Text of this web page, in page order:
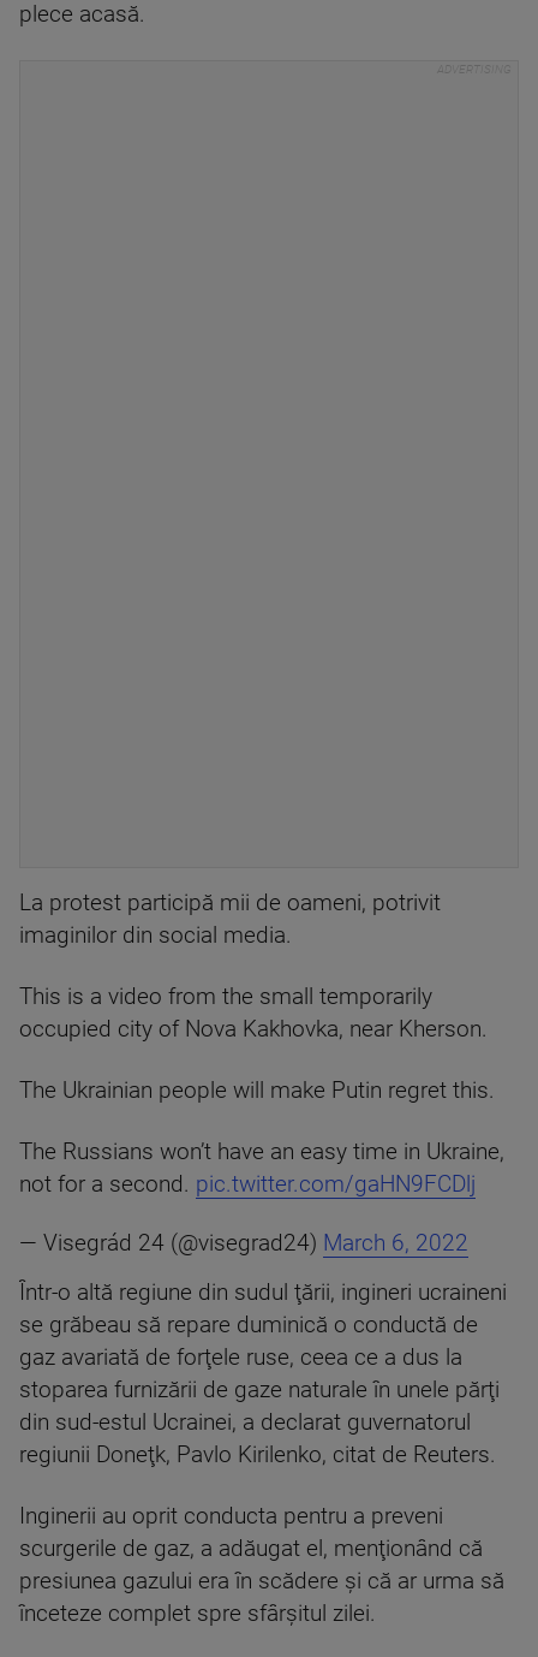
plece acasă.
La protest participă mii de oameni, potrivit
imaginilor din social media.
This is a video from the small temporarily
occupied city of Nova Kakhovka, near Kherson.
The Ukrainian people will make Putin regret this.
The Russians won’t have an easy time in Ukraine,
not for a second. pic.twitter.com/gaHN9FCDlj
— Visegrád 24 (@visegrad24) March 6, 2022
Într-o altă regiune din sudul ţării, ingineri ucraineni
se grăbeau să repare duminică o conductă de
gaz avariată de forţele ruse, ceea ce a dus la
stoparea furnizării de gaze naturale în unele părţi
din sud-estul Ucrainei, a declarat guvernatorul
regiunii Doneţk, Pavlo Kirilenko, citat de Reuters.
Inginerii au oprit conducta pentru a preveni
scurgerile de gaz, a adăugat el, menţionând că
presiunea gazului era în scădere şi că ar urma să
înceteze complet spre sfârşitul zilei.